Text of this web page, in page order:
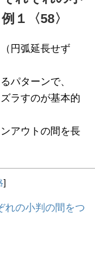
１〈58〉
円弧延長せず
パターンで、
ラすのが基本的
アウトの間を長
]
れの小判の間をつ